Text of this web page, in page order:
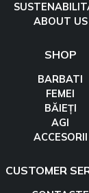
ABOUT US
SHOP
BARBATI
FEMEI
BĂIEȚI
AGI
ACCESORII
CUSTOMER